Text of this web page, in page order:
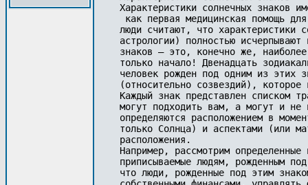
Характеристики солнечных знаков
как первая медицинская помощь
люди считают, что характеристики
астрологии) полностью
знаков — это, конечно же,
только начало! Двенадцать
человек рожден под одним из этих
(относительно созвездий),
Каждый знак представлен списком
могут подходить вам, а могут и не
определяются расположением в
только Солнца) и аспектами (или
расположения.
Например, рассмотрим
приписываемые людям, рожденным
что люди, рожденные под этим